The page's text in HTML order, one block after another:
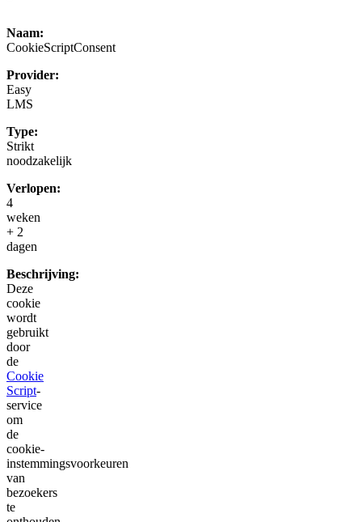
Naam:
CookieScriptConsent
Provider:
Easy
LMS
Type:
Strikt
noodzakelijk
Verlopen:
4
weken
+ 2
dagen
Beschrijving:
Deze
cookie
wordt
gebruikt
door
de
Cookie
Script-
service
om
de
cookie-
instemmingsvoorkeuren
van
bezoekers
te